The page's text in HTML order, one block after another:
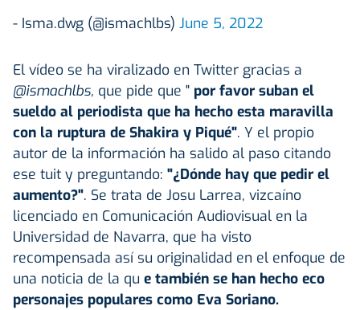
- Isma.dwg (@ismachlbs) June 5, 2022
El vídeo se ha viralizado en Twitter gracias a
@ismachlbs, que pide que " por favor suban el
sueldo al periodista que ha hecho esta maravilla
con la ruptura de Shakira y Piqué". Y el propio
autor de la información ha salido al paso citando
ese tuit y preguntando: "¿Dónde hay que pedir el
aumento?". Se trata de Josu Larrea, vizcaíno
licenciado en Comunicación Audiovisual en la
Universidad de Navarra, que ha visto
recompensada así su originalidad en el enfoque de
una noticia de la qu e también se han hecho eco
personajes populares como Eva Soriano.